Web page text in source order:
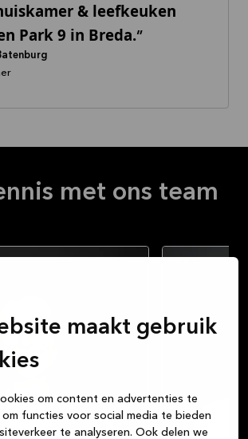
maakt gebruik
om content en advertenties te
functies voor social media te bieden
te analyseren. Ook delen we
& leefkeuken
Park 9 in Breda.
met ons team